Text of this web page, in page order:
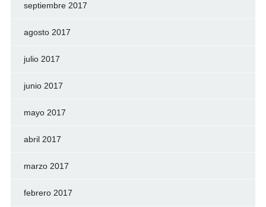
septiembre 2017
agosto 2017
julio 2017
junio 2017
mayo 2017
abril 2017
marzo 2017
febrero 2017